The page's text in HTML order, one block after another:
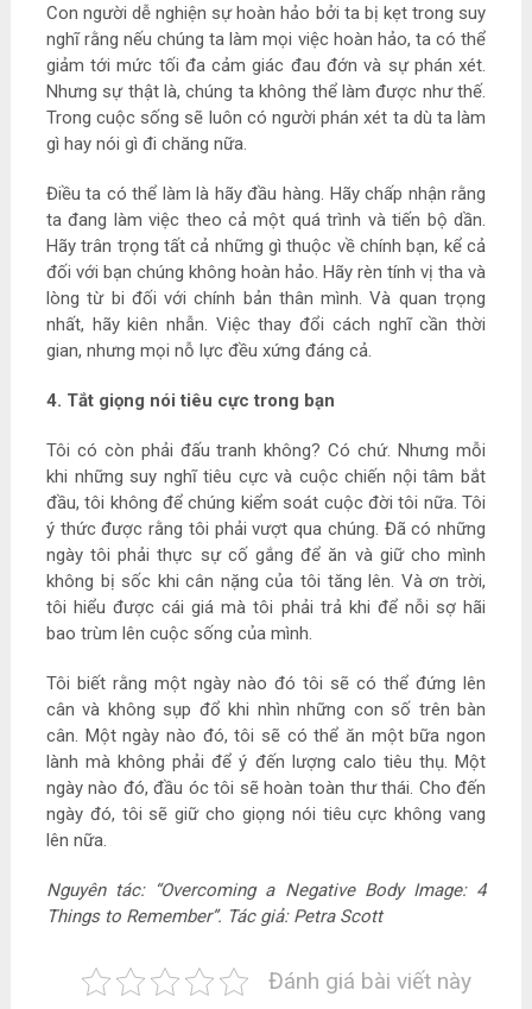
Con người dễ nghiện sự hoàn hảo bởi ta bị kẹt trong suy
nghĩ rằng nếu chúng ta làm mọi việc hoàn hảo, ta có thể
giảm tới mức tối đa cảm giác đau đớn và sự phán xét.
Nhưng sự thật là, chúng ta không thể làm được như thế.
Trong cuộc sống sẽ luôn có người phán xét ta dù ta làm
gì hay nói gì đi chăng nữa.
Điều ta có thể làm là hãy đầu hàng. Hãy chấp nhận rằng
ta đang làm việc theo cả một quá trình và tiến bộ dần.
Hãy trân trọng tất cả những gì thuộc về chính bạn, kể cả
đối với bạn chúng không hoàn hảo. Hãy rèn tính vị tha và
lòng từ bi đối với chính bản thân mình. Và quan trọng
nhất, hãy kiên nhẫn. Việc thay đổi cách nghĩ cần thời
gian, nhưng mọi nỗ lực đều xứng đáng cả.
4. Tắt giọng nói tiêu cực trong bạn
Tôi có còn phải đấu tranh không? Có chứ. Nhưng mỗi
khi những suy nghĩ tiêu cực và cuộc chiến nội tâm bắt
đầu, tôi không để chúng kiểm soát cuộc đời tôi nữa. Tôi
ý thức được rằng tôi phải vượt qua chúng. Đã có những
ngày tôi phải thực sự cố gắng để ăn và giữ cho mình
không bị sốc khi cân nặng của tôi tăng lên. Và ơn trời,
tôi hiểu được cái giá mà tôi phải trả khi để nỗi sợ hãi
bao trùm lên cuộc sống của mình.
Tôi biết rằng một ngày nào đó tôi sẽ có thể đứng lên
cân và không sụp đổ khi nhìn những con số trên bàn
cân. Một ngày nào đó, tôi sẽ có thể ăn một bữa ngon
lành mà không phải để ý đến lượng calo tiêu thụ. Một
ngày nào đó, đầu óc tôi sẽ hoàn toàn thư thái. Cho đến
ngày đó, tôi sẽ giữ cho giọng nói tiêu cực không vang
lên nữa.
Nguyên tác: “Overcoming a Negative Body Image: 4
Things to Remember”. Tác giả: Petra Scott
Đánh giá bài viết này